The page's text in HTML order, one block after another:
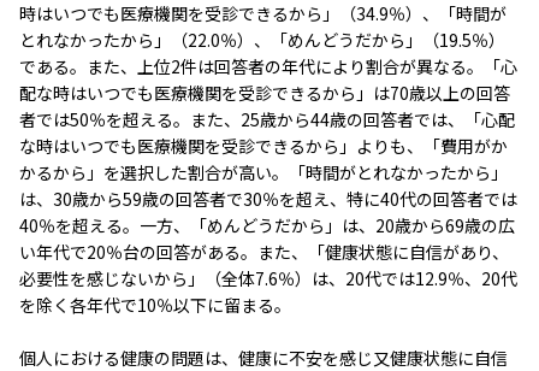
時はいつでも医療機関を受診できるから」（34.9％）、「時間が
とれなかったから」（22.0％）、「めんどうだから」（19.5％）
である。また、上位2件は回答者の年代により割合が異なる。「心
配な時はいつでも医療機関を受診できるから」は70歳以上の回答
者では50％を超える。また、25歳から44歳の回答者では、「心配
な時はいつでも医療機関を受診できるから」よりも、「費用がか
かるから」を選択した割合が高い。「時間がとれなかったから」
は、30歳から59歳の回答者で30％を超え、特に40代の回答者では
40％を超える。一方、「めんどうだから」は、20歳から69歳の広
い年代で20％台の回答がある。また、「健康状態に自信があり、
必要性を感じないから」（全体7.6％）は、20代では12.9％、20代
を除く各年代で10％以下に留まる。
個人における健康の問題は、健康に不安を感じ又健康状態に自信